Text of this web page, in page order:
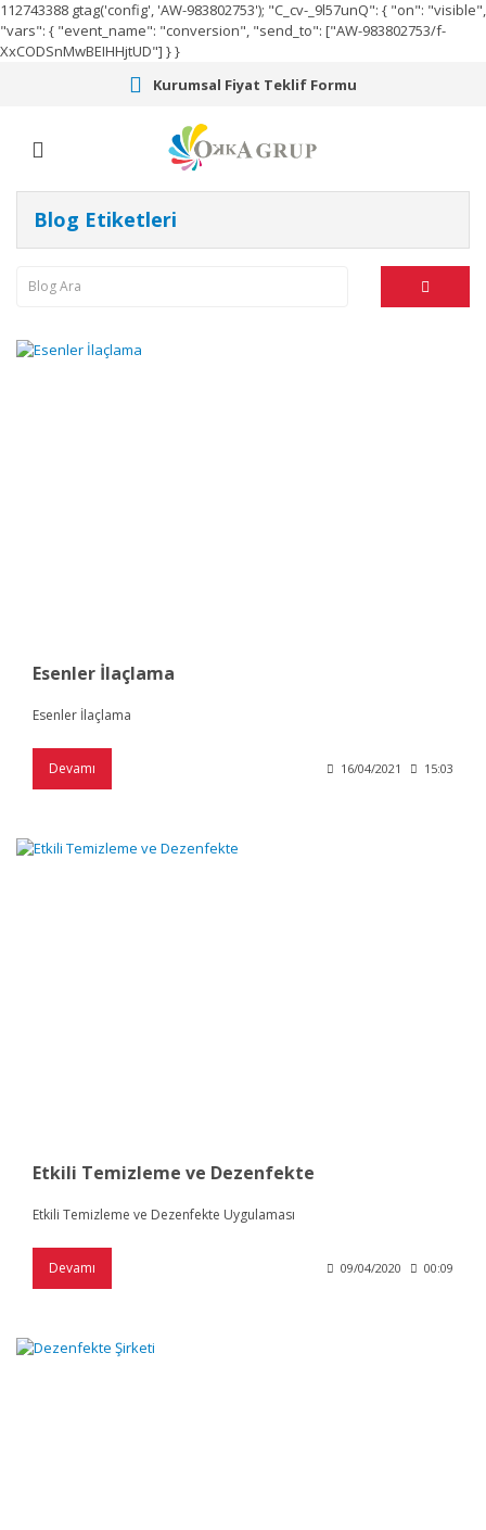
112743388 gtag('config', 'AW-983802753'); "C_cv-_9l57unQ": { "on": "visible",
"vars": { "event_name": "conversion", "send_to": ["AW-983802753/f-
XxCODSnMwBEIHHjtUD"] } }
Kurumsal Fiyat Teklif Formu
Blog Etiketleri
Esenler İlaçlama
Esenler İlaçlama
Devamı 16/04/2021 15:03
Etkili Temizleme ve Dezenfekte
Etkili Temizleme ve Dezenfekte Uygulaması
Devamı 09/04/2020 00:09